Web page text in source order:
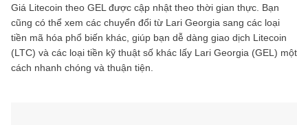
Giá Litecoin theo GEL được cập nhật theo thời gian thực. Bạn
cũng có thể xem các chuyển đổi từ Lari Georgia sang các loại
tiền mã hóa phổ biến khác, giúp bạn dễ dàng giao dịch Litecoin
(LTC) và các loại tiền kỹ thuật số khác lấy Lari Georgia (GEL ) một
cách nhanh chóng và thuận tiện.